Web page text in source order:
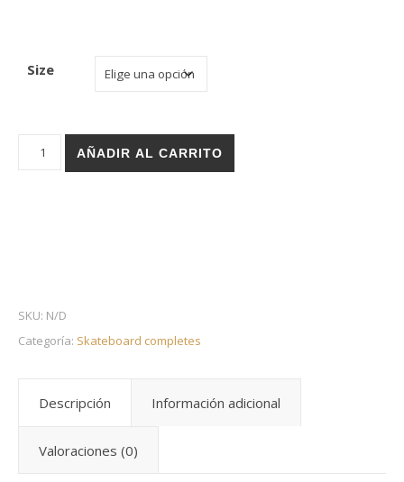
Size
Holz skateboard complete - Critical blue cantidad
AÑADIR AL CARRITO
SKU: N/D
Categoría: Skateboard completes
Descripción Información adicional
Valoraciones (0)